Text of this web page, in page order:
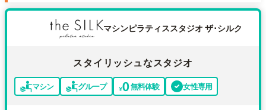
マシンピラティススタジオ ザ･シルク
スタイリッシュなスタジオ
マシン グループ 無料体験 女性専用